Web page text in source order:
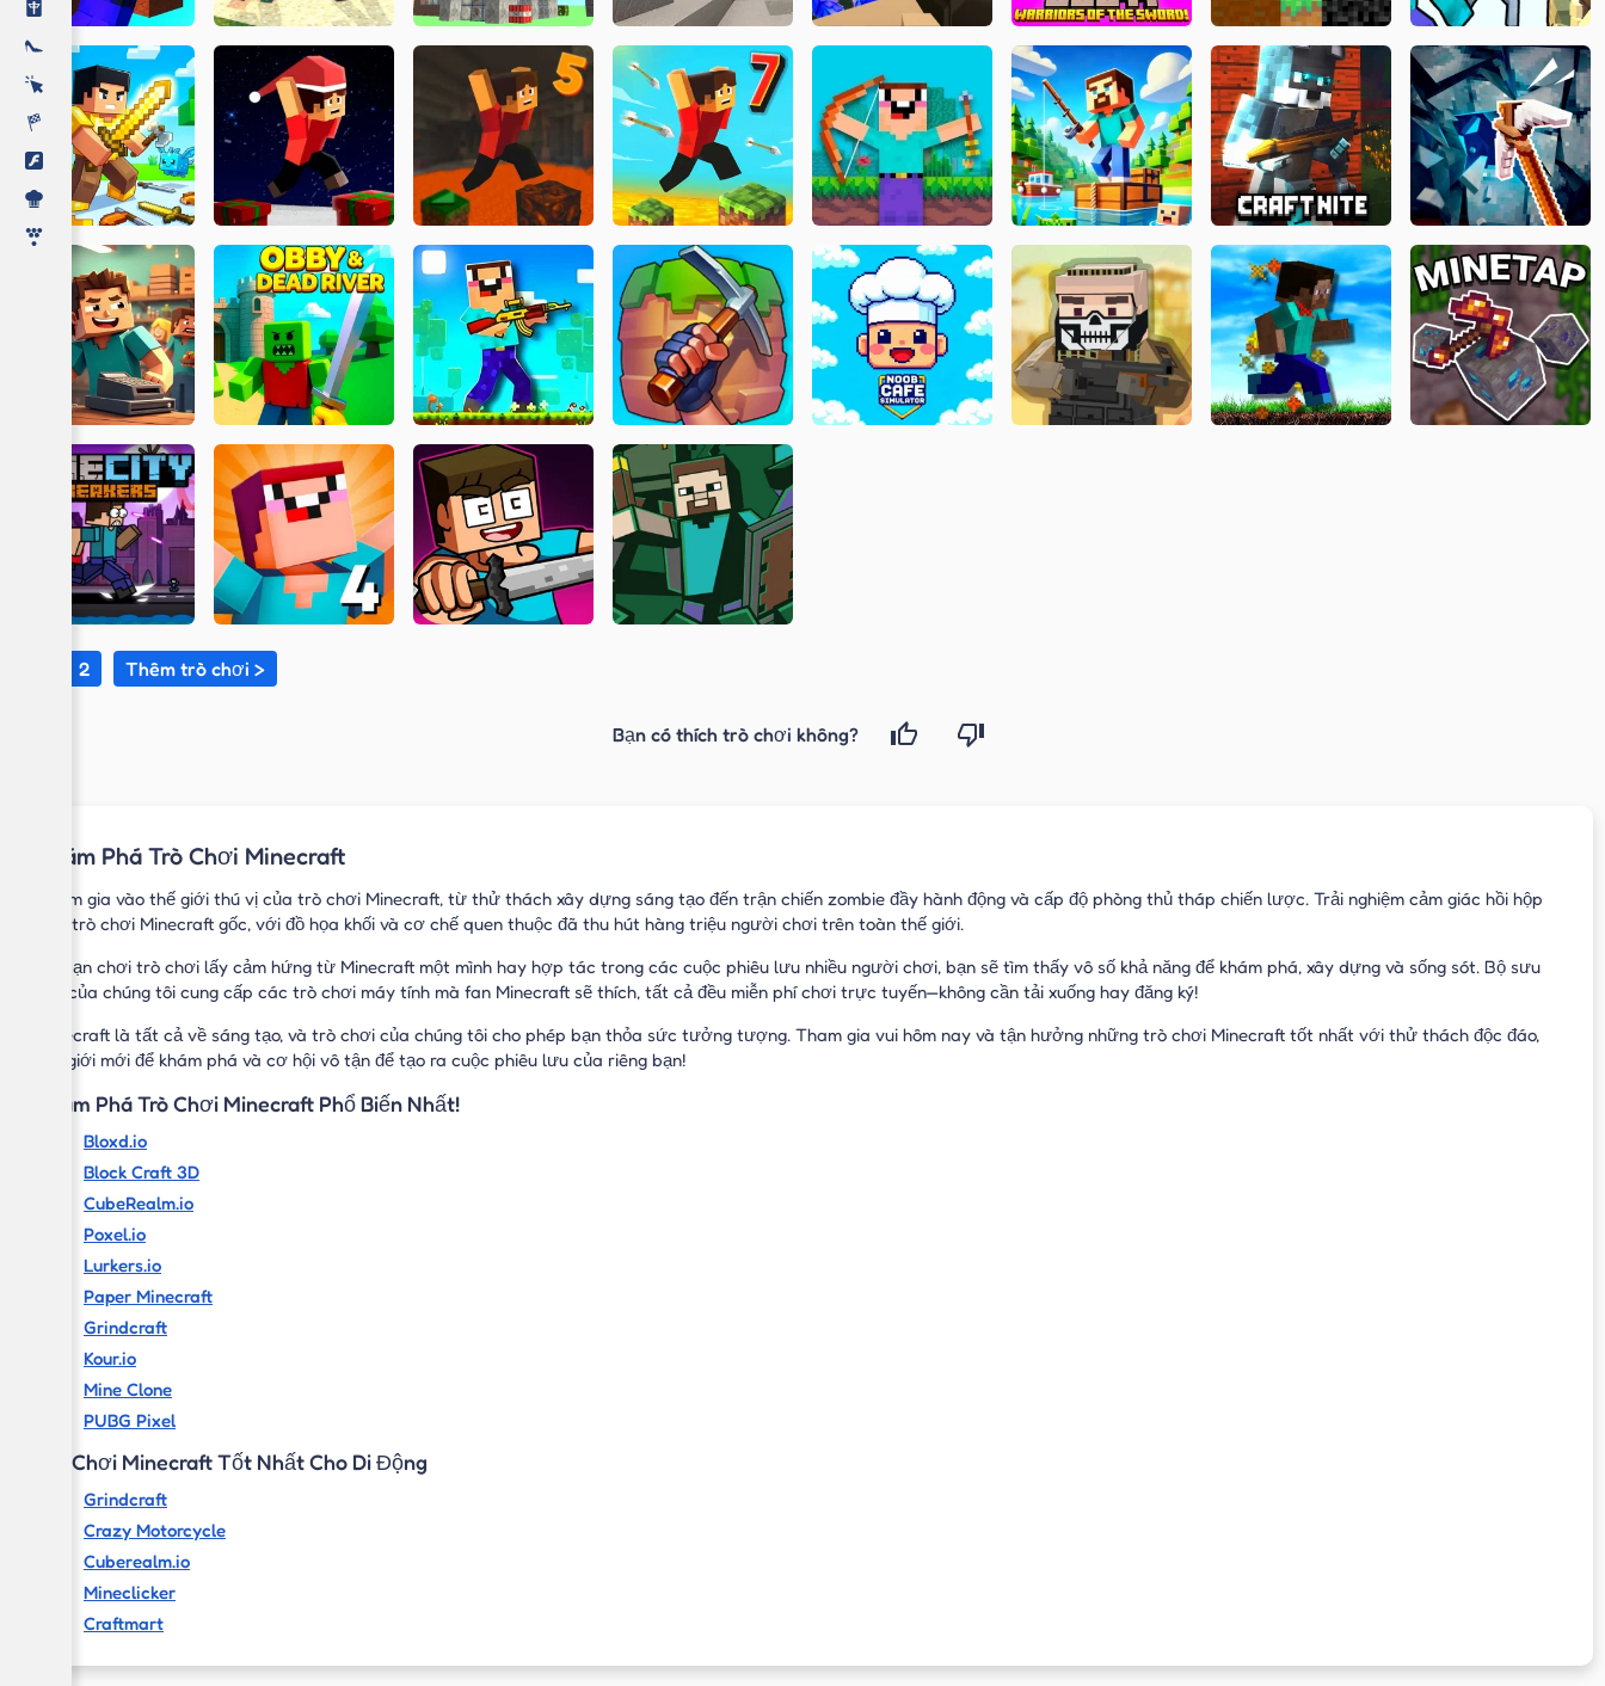
2 Thêm trò chơi >
Bạn có thích trò chơi không?
Khám Phá Trò Chơi Minecraft
Tham gia vào thế giới thú vị của trò chơi Minecraft, từ thử thách xây dựng sáng tạo đến trận chiến zombie đầy hành động và cấp độ phòng thủ tháp chiến lược. Trải nghiệm cảm giác hồi hộp
như trò chơi Minecraft gốc, với đồ họa khối và cơ chế quen thuộc đã thu hút hàng triệu người chơi trên toàn thế giới.
Dù bạn chơi trò chơi lấy cảm hứng từ Minecraft một mình hay hợp tác trong các cuộc phiêu lưu nhiều người chơi, bạn sẽ tìm thấy vô số khả năng để khám phá, xây dựng và sống sót. Bộ sưu
tập của chúng tôi cung cấp các trò chơi máy tính mà fan Minecraft sẽ thích, tất cả đều miễn phí chơi trực tuyến—không cần tải xuống hay đăng ký!
Minecraft là tất cả về sáng tạo, và trò chơi của chúng tôi cho phép bạn thỏa sức tưởng tượng. Tham gia vui hôm nay và tận hưởng những trò chơi Minecraft tốt nhất với thử thách độc đáo,
thế giới mới để khám phá và cơ hội vô tận để tạo ra cuộc phiêu lưu của riêng bạn!
Khám Phá Trò Chơi Minecraft Phổ Biến Nhất!
Bloxd.io
Block Craft 3D
CubeRealm.io
Poxel.io
Lurkers.io
Paper Minecraft
Grindcraft
Kour.io
Mine Clone
PUBG Pixel
Trò Chơi Minecraft Tốt Nhất Cho Di Động
Grindcraft
Crazy Motorcycle
Cuberealm.io
Mineclicker
Craftmart